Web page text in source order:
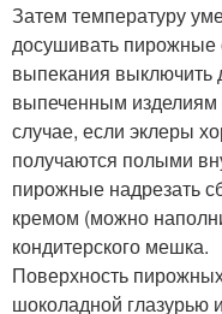
Затем температуру
досушивать пирожные
выпекания выключить
выпеченным изделиям
случае, если эклеры
получаются полыми
пирожные надрезать
кремом (можно
кондитерского мешка.
Поверхность
шоколадной